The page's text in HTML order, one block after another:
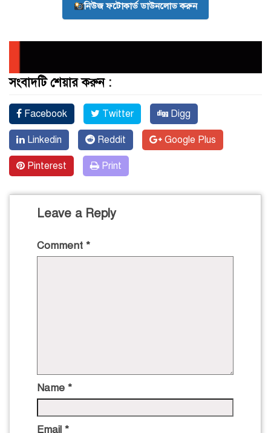
নিউজ ফটোকার্ড ডাউনলোড করুন
সংবাদটি শেয়ার করুন :
Facebook Twitter Digg
Linkedin Reddit Google Plus
Pinterest Print
Leave a Reply
Comment *
Name *
Email *